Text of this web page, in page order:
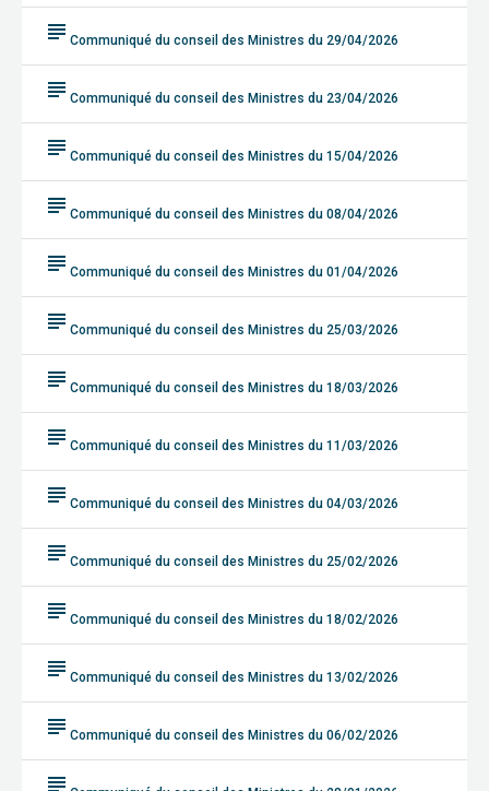
subject Communiqué du conseil des Ministres du 29/04/2026
subject Communiqué du conseil des Ministres du 23/04/2026
subject Communiqué du conseil des Ministres du 15/04/2026
subject Communiqué du conseil des Ministres du 08/04/2026
subject Communiqué du conseil des Ministres du 01/04/2026
subject Communiqué du conseil des Ministres du 25/03/2026
subject Communiqué du conseil des Ministres du 18/03/2026
subject Communiqué du conseil des Ministres du 11/03/2026
subject Communiqué du conseil des Ministres du 04/03/2026
subject Communiqué du conseil des Ministres du 25/02/2026
subject Communiqué du conseil des Ministres du 18/02/2026
subject Communiqué du conseil des Ministres du 13/02/2026
subject Communiqué du conseil des Ministres du 06/02/2026
subject